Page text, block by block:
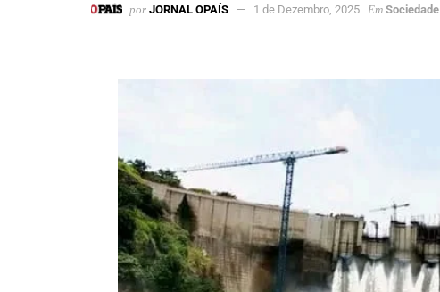
por JORNAL OPAÍS 1 de Dezembro, 2025 Em Sociedade